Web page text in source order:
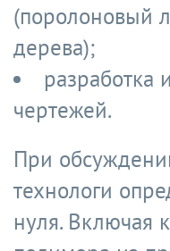
(поролоновый
дерева);
разработка
чертежей.
При
технологи
нуля. Включая